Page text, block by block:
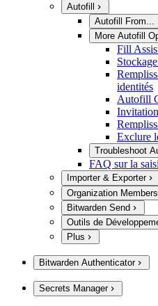
Autofill
Autofill From...
More Autofill
Fill
identités
Autofill
Exclure
Troubleshoot
FAQ sur la
Importer & Exporter
Organization Members
Bitwarden Send
Outils de
Plus
Bitwarden Authenticator
Secrets Manager